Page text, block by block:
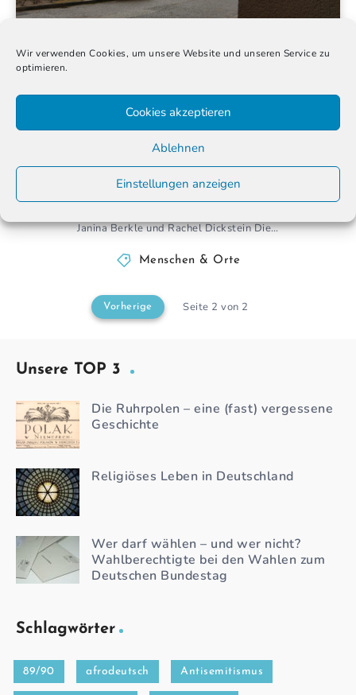
Wir verwenden Cookies, um unsere Website und unseren Service zu
optimieren.
Cookies akzeptieren
Ablehnen
Einstellungen anzeigen
und Menschenrechte
11. Dezember 2020
Ehemalige DDR-Inhaftierte und heute politisch Verfolgte
Janina Berkle und Rachel Dickstein Die…
Menschen & Orte
Vorherige Seite 2 von 2
Unsere TOP 3
Die Ruhrpolen – eine (fast) vergessene
Geschichte
Religiöses Leben in Deutschland
Wer darf wählen – und wer nicht?
Wahlberechtigte bei den Wahlen zum
Deutschen Bundestag
Schlagwörter
89/90 afrodeutsch Antisemitismus